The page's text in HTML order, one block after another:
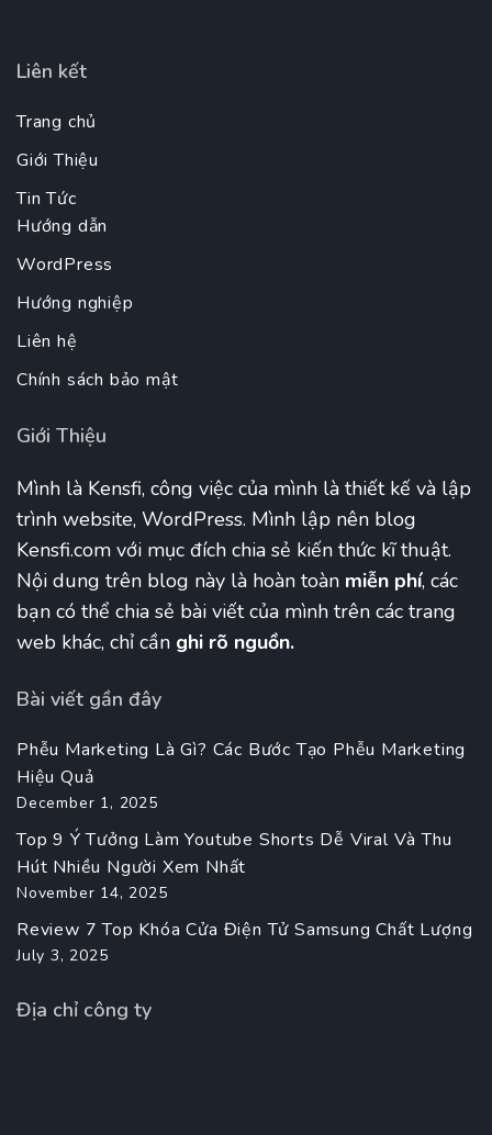
Liên kết
Trang chủ
Giới Thiệu
Tin Tức
Hướng dẫn
WordPress
Hướng nghiệp
Liên hệ
Chính sách bảo mật
Giới Thiệu
Mình là Kensfi, công việc của mình là thiết kế và lập
trình website, WordPress. Mình lập nên blog
Kensfi.com với mục đích chia sẻ kiến thức kĩ thuật.
Nội dung trên blog này là hoàn toàn miễn phí, các
bạn có thể chia sẻ bài viết của mình trên các trang
web khác, chỉ cần ghi rõ nguồn.
Bài viết gần đây
Phễu Marketing Là Gì? Các Bước Tạo Phễu Marketing
Hiệu Quả
December 1, 2025
Top 9 Ý Tưởng Làm Youtube Shorts Dễ Viral Và Thu
Hút Nhiều Người Xem Nhất
November 14, 2025
Review 7 Top Khóa Cửa Điện Tử Samsung Chất Lượng
July 3, 2025
Địa chỉ công ty